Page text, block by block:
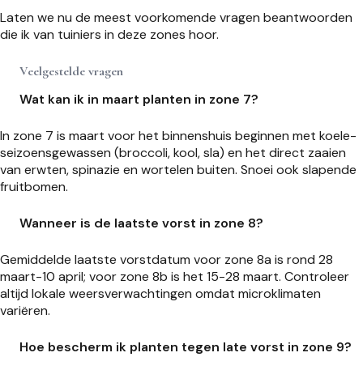
Laten we nu de meest voorkomende vragen beantwoorden
die ik van tuiniers in deze zones hoor.
Veelgestelde vragen
Wat kan ik in maart planten in zone 7?
In zone 7 is maart voor het binnenshuis beginnen met koele-
seizoensgewassen (broccoli, kool, sla) en het direct zaaien
van erwten, spinazie en wortelen buiten. Snoei ook slapende
fruitbomen.
Wanneer is de laatste vorst in zone 8?
Gemiddelde laatste vorstdatum voor zone 8a is rond 28
maart-10 april; voor zone 8b is het 15-28 maart. Controleer
altijd lokale weersverwachtingen omdat microklimaten
variëren.
Hoe bescherm ik planten tegen late vorst in zone 9?